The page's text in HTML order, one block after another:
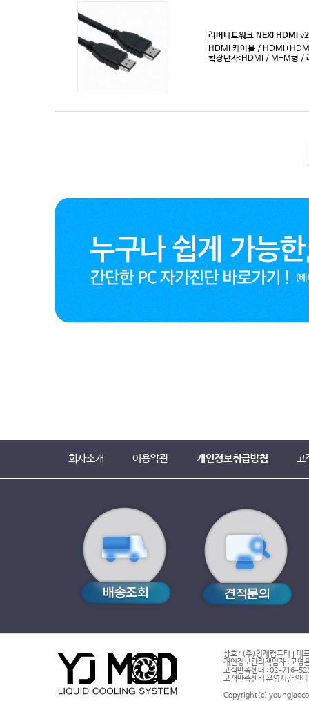
회사소개 이용약관 개인정보취급방침 고
상호 : (주)영재컴퓨터 | 대
개인정보관리책임자 : 고영
고객만족센터 : 02-716-
고객만족센터 운영시간 안
Copyright(c)